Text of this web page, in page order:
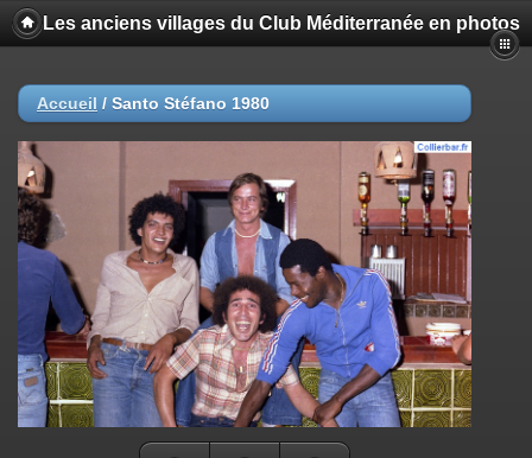
Les anciens villages du Club Méditerranée en photos
Accueil / Santo Stéfano 1980